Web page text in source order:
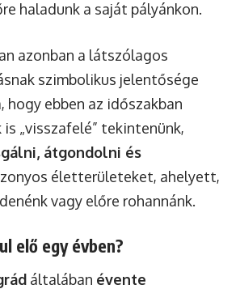
haladunk a saját pályánkon.
azonban a látszólagos
szimbolikus jelentősége
hogy ebben az időszakban
is „visszafelé” tekintenünk,
átgondolni és
életterületeket, ahelyett,
vagy előre rohannánk.
elő egy évben?
általában évente